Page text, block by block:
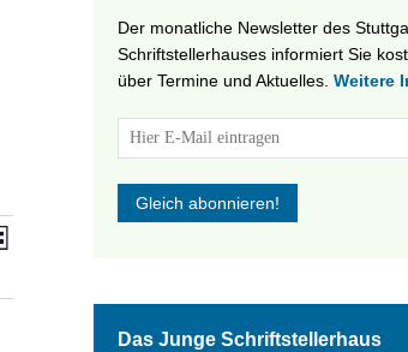
Der monatliche Newsletter des
Schriftstellerhauses informiert Sie
über Termine und Aktuelles. Weitere
Das Junge Schriftstellerhaus